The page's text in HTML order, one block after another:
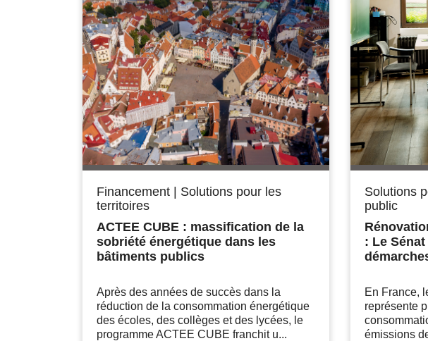
Financement
Solutions pour les
territoires
ACTEE CUBE : massification de la
sobriété énergétique dans les
bâtiments publics
Après des années de succès dans la
réduction de la consommation énergétique
des écoles, des collèges et des lycées, le
programme ACTEE CUBE franchit u...
Solutions
public
: Le
En France,
représente
émissions